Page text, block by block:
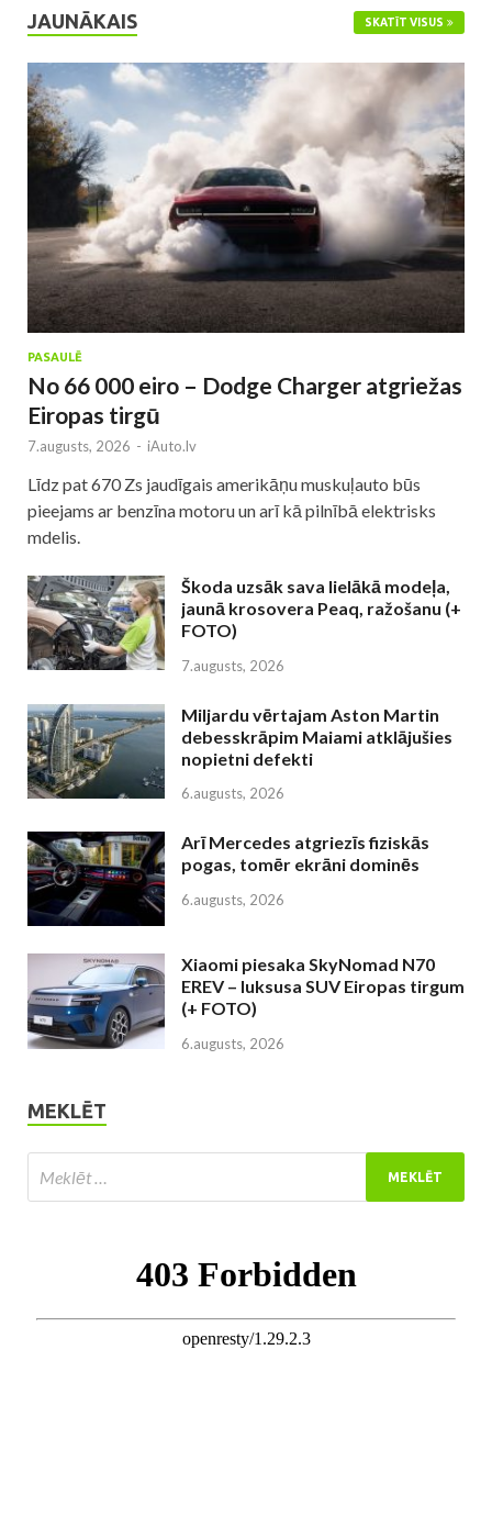
JAUNĀKAIS SKATĪT VISUS
PASAULĒ
No 66 000 eiro – Dodge Charger atgriežas
Eiropas tirgū
7.augusts, 2026 - iAuto.lv
Līdz pat 670 Zs jaudīgais amerikāņu muskuļauto būs
pieejams ar benzīna motoru un arī kā pilnībā elektrisks
mdelis.
Škoda uzsāk sava lielākā modeļa,
jaunā krosovera Peaq, ražošanu (+
FOTO)
7.augusts, 2026
Miljardu vērtajam Aston Martin
debesskrāpim Maiami atklājušies
nopietni defekti
6.augusts, 2026
Arī Mercedes atgriezīs fiziskās
pogas, tomēr ekrāni dominēs
6.augusts, 2026
Xiaomi piesaka SkyNomad N70
EREV – luksusa SUV Eiropas tirgum
(+ FOTO)
6.augusts, 2026
MEKLĒT